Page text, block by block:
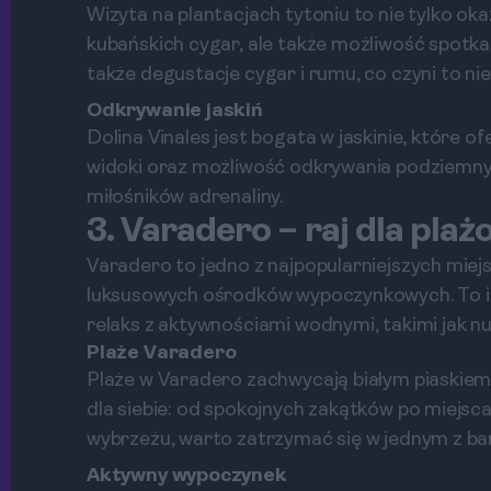
Wizyta na plantacjach tytoniu to nie tylko
kubańskich cygar, ale także możliwość
także degustacje cygar i rumu, co czyni to
Odkrywanie jaskiń
Dolina Vinales jest bogata w jaskinie, które
widoki oraz możliwość odkrywania
miłośników adrenaliny.
3. Varadero – raj dla
Varadero to jedno z najpopularniejszych
luksusowych ośrodków wypoczynkowych.
relaks z aktywnościami wodnymi, takimi jak
Plaże Varadero
Plaże w Varadero zachwycają białym
dla siebie: od spokojnych zakątków po
wybrzeżu, warto zatrzymać się w jednym z
Aktywny wypoczynek